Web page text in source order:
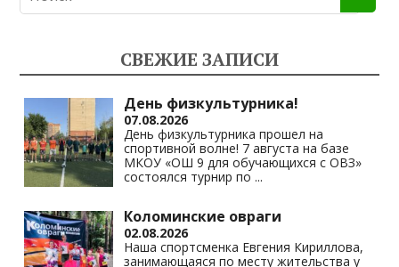
o
as
s
ni
ki
gr
a
m
s
A
p
p
y
Li
n
k
СВЕЖИЕ ЗАПИСИ
День физкультурника!
07.08.2026
День физкультурника прошел на
спортивной волне! 7 августа на базе
МКОУ «ОШ 9 для обучающихся с ОВЗ»
состоялся турнир по ...
Коломинские овраги
02.08.2026
Наша спортсменка Евгения Кириллова,
занимающаяся по месту жительства у